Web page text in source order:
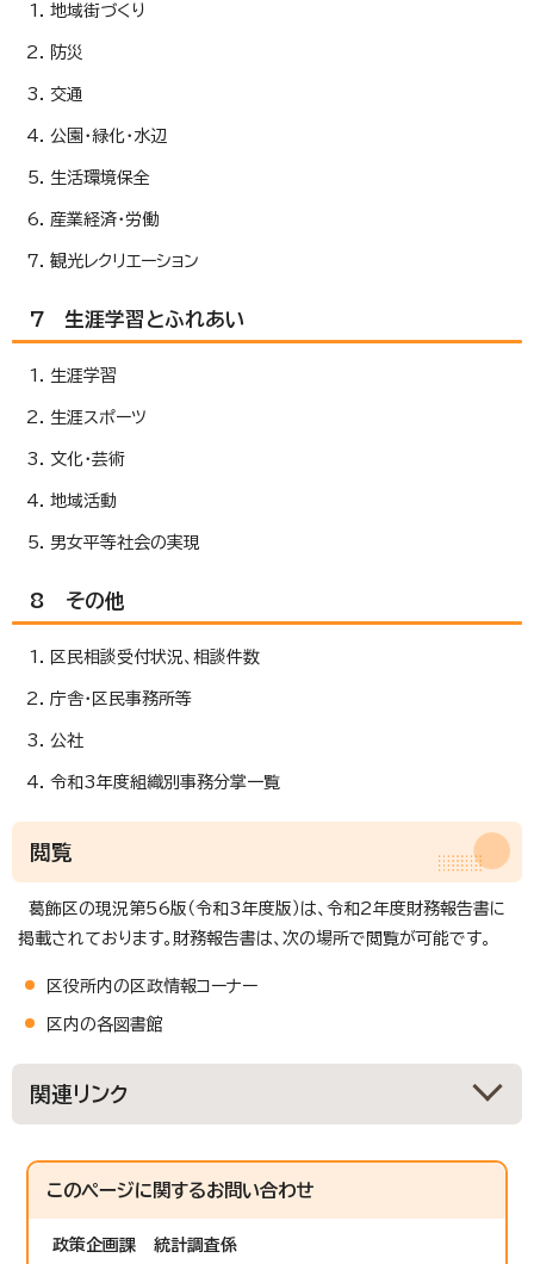
地域街づくり
防災
交通
公園・緑化・水辺
生活環境保全
産業経済・労働
観光レクリエーション
7 生涯学習とふれあい
生涯学習
生涯スポーツ
文化・芸術
地域活動
男女平等社会の実現
8 その他
区民相談受付状況、相談件数
庁舎・区民事務所等
公社
令和3年度組織別事務分掌一覧
閲覧
葛飾区の現況第56版（令和3年度版）は、令和2年度財務報告書に
掲載されております。財務報告書は、次の場所で閲覧が可能です。
区役所内の区政情報コーナー
区内の各図書館
関連リンク
このページに関するお問い合わせ
政策企画課
統計調査係